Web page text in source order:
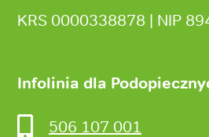
KRS 0000338878 | NIP
Infolinia dla
506 107 001